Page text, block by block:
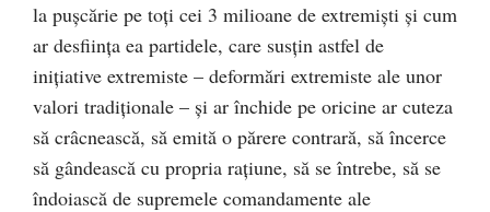
la puşcărie pe toţi cei 3 milioane de extremişti şi cum
ar desfiinţa ea partidele, care susţin astfel de
iniţiative extremiste – deformări extremiste ale unor
valori tradiţionale – şi ar închide pe oricine ar cuteza
să crâcnească, să emită o părere contrară, să încerce
să gândească cu propria raţiune, să se întrebe, să se
îndoiască de supremele comandamente ale